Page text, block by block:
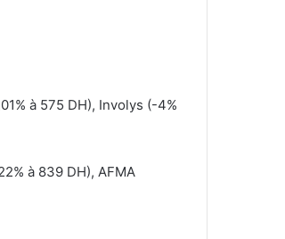
à 575 DH), Involys (-4%
à 839 DH), AFMA